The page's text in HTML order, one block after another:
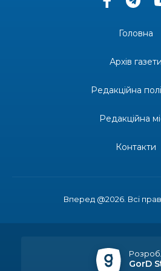
долучилися до проєкту
територіальної громади
«Дві музи» у Рівному:
епідеміолог, зоолог
Вперед @2026. Всі
Головна
Архів газети
Редакційна
Редакційна
Контакти
GorD